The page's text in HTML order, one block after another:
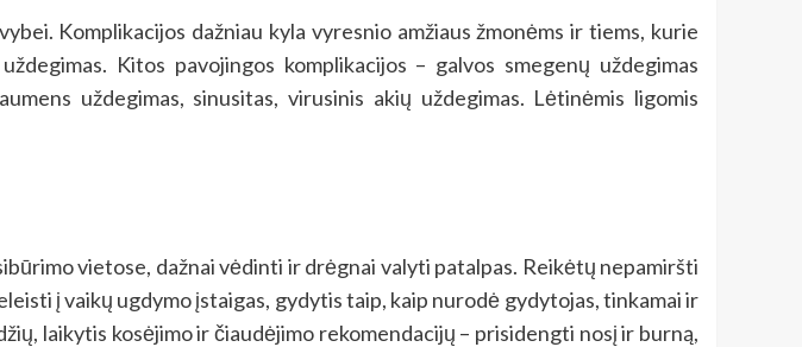
Komplikacijos dažniau kyla vyresnio amžiaus žmonėms ir tiems, kurie
Kitos pavojingos komplikacijos – galvos smegenų uždegimas
uždegimas, sinusitas, virusinis akių uždegimas. Lėtinėmis ligomis
vietose, dažnai vėdinti ir drėgnai valyti patalpas. Reikėtų nepamiršti
į vaikų ugdymo įstaigas, gydytis taip, kaip nurodė gydytojas, tinkamai ir
laikytis kosėjimo ir čiaudėjimo rekomendacijų – prisidengti nosį ir burną,